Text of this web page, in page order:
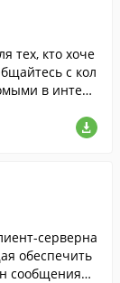
тех, кто хоче
с кол
в интер
серверна
обеспечить
сообщениям